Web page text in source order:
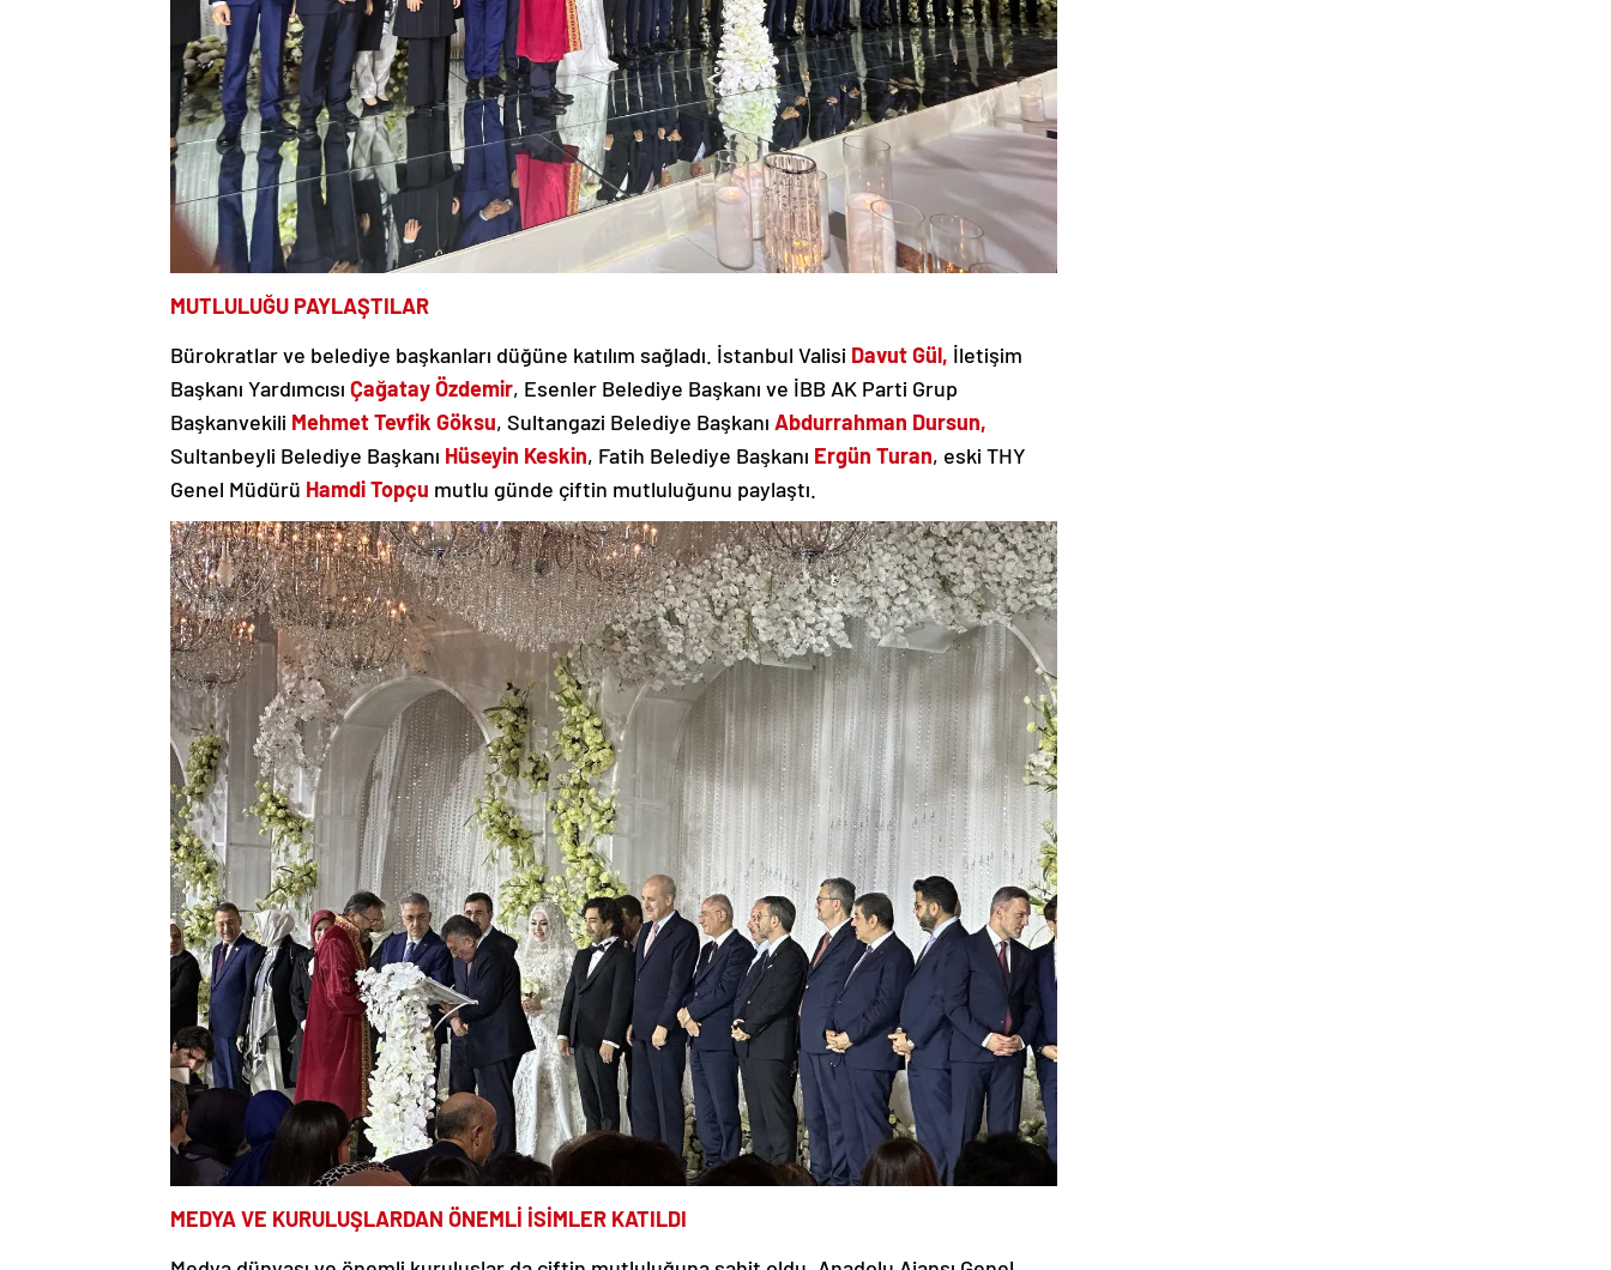
MUTLULUĞU PAYLAŞTILAR
Bürokratlar ve belediye başkanları düğüne katılım sağladı. İstanbul Valisi Davut Gül, İletişim
Başkanı Yardımcısı Çağatay Özdemir, Esenler Belediye Başkanı ve İBB AK Parti Grup
Başkanvekili Mehmet Tevfik Göksu, Sultangazi Belediye Başkanı Abdurrahman Dursun,
Sultanbeyli Belediye Başkanı Hüseyin Keskin, Fatih Belediye Başkanı Ergün Turan, eski THY
Genel Müdürü Hamdi Topçu mutlu günde çiftin mutluluğunu paylaştı.
MEDYA VE KURULUŞLARDAN ÖNEMLİ İSİMLER KATILDI